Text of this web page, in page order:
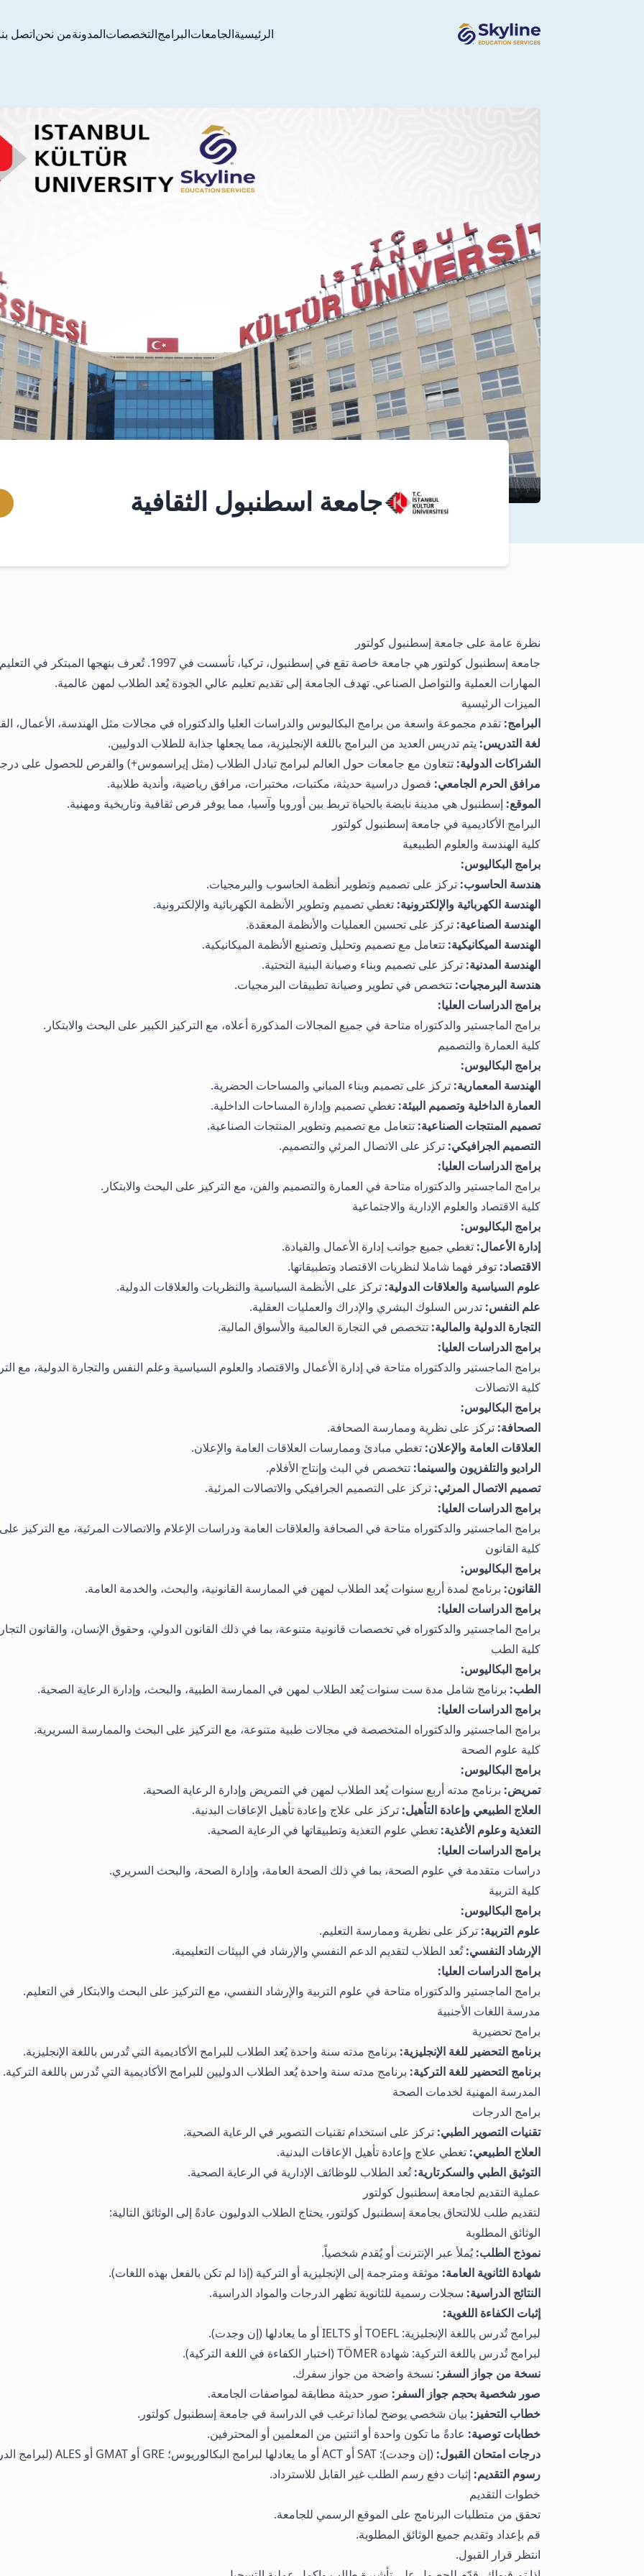
الرئيسيةالجامعاتالبرامجالتخصصاتالمدونةمن نحناتصل
جامعة اسطنبول الثقافية
نظرة عامة على جامعة إسطنبول كولتور
جامعة إسطنبول كولتور هي جامعة خاصة تقع في إسطنبول، تركيا،
المهارات العملية والتواصل الصناعي. تهدف الجامعة إلى تقديم تعليم عالي الجودة يُعد الطلاب لمهن عالمية.
الميزات الرئيسية
البرامج: تقدم مجموعة واسعة من برامج البكاليوس والدراسات العليا والدكتوراه في مجالات مثل الهندسة، الأعمال،
لغة التدريس: يتم تدريس العديد من البرامج باللغة الإنجليزية، مما يجعلها جذابة للطلاب الدوليين.
الشراكات الدولية: تتعاون مع جامعات حول العالم لبرامج تبادل الطلاب (مثل إيراسموس+) والفرص للحصول على
مرافق الحرم الجامعي: فصول دراسية حديثة، مكتبات، مختبرات، مرافق رياضية، وأندية طلابية.
الموقع: إسطنبول هي مدينة نابضة بالحياة تربط بين أوروبا وآسيا، مما يوفر فرص ثقافية وتاريخية ومهنية.
البرامج الأكاديمية في جامعة إسطنبول كولتور
كلية الهندسة والعلوم الطبيعية
برامج البكاليوس:
هندسة الحاسوب: تركز على تصميم وتطوير أنظمة الحاسوب والبرمجيات.
الهندسة الكهربائية والإلكترونية: تغطي تصميم وتطوير الأنظمة الكهربائية والإلكترونية.
الهندسة الصناعية: تركز على تحسين العمليات والأنظمة المعقدة.
الهندسة الميكانيكية: تتعامل مع تصميم وتحليل وتصنيع الأنظمة الميكانيكية.
الهندسة المدنية: تركز على تصميم وبناء وصيانة البنية التحتية.
هندسة البرمجيات: تتخصص في تطوير وصيانة تطبيقات البرمجيات.
برامج الدراسات العليا:
برامج الماجستير والدكتوراه متاحة في جميع المجالات المذكورة أعلاه، مع التركيز الكبير على البحث والابتكار.
كلية العمارة والتصميم
برامج البكاليوس:
الهندسة المعمارية: تركز على تصميم وبناء المباني والمساحات الحضرية.
العمارة الداخلية وتصميم البيئة: تغطي تصميم وإدارة المساحات الداخلية.
تصميم المنتجات الصناعية: تتعامل مع تصميم وتطوير المنتجات الصناعية.
التصميم الجرافيكي: تركز على الاتصال المرئي والتصميم.
برامج الدراسات العليا:
برامج الماجستير والدكتوراه متاحة في العمارة والتصميم والفن، مع التركيز على البحث والابتكار.
كلية الاقتصاد والعلوم الإدارية والاجتماعية
برامج البكاليوس:
إدارة الأعمال: تغطي جميع جوانب إدارة الأعمال والقيادة.
الاقتصاد: توفر فهما شاملا لنظريات الاقتصاد وتطبيقاتها.
علوم السياسية والعلاقات الدولية: تركز على الأنظمة السياسية والنظريات والعلاقات الدولية.
علم النفس: تدرس السلوك البشري والإدراك والعمليات العقلية.
التجارة الدولية والمالية: تتخصص في التجارة العالمية والأسواق المالية.
برامج الدراسات العليا:
برامج الماجستير والدكتوراه متاحة في إدارة الأعمال والاقتصاد والعلوم السياسية وعلم النفس والتجارة الدولية،
كلية الاتصالات
برامج البكاليوس:
الصحافة: تركز على نظرية وممارسة الصحافة.
العلاقات العامة والإعلان: تغطي مبادئ وممارسات العلاقات العامة والإعلان.
الراديو والتلفزيون والسينما: تتخصص في البث وإنتاج الأفلام.
تصميم الاتصال المرئي: تركز على التصميم الجرافيكي والاتصالات المرئية.
برامج الدراسات العليا:
برامج الماجستير والدكتوراه متاحة في الصحافة والعلاقات العامة ودراسات الإعلام والاتصالات المرئية، مع التركيز
كلية القانون
برامج البكاليوس:
القانون: برنامج لمدة أربع سنوات يُعد الطلاب لمهن في الممارسة القانونية، والبحث، والخدمة العامة.
برامج الدراسات العليا:
برامج الماجستير والدكتوراه في تخصصات قانونية متنوعة، بما في ذلك القانون الدولي، وحقوق الإنسان، والقانون
كلية الطب
برامج البكاليوس:
الطب: برنامج شامل مدة ست سنوات يُعد الطلاب لمهن في الممارسة الطبية، والبحث، وإدارة الرعاية الصحية.
برامج الدراسات العليا:
برامج الماجستير والدكتوراه المتخصصة في مجالات طبية متنوعة، مع التركيز على البحث والممارسة السريرية.
كلية علوم الصحة
برامج البكاليوس:
تمريض: برنامج مدته أربع سنوات يُعد الطلاب لمهن في التمريض وإدارة الرعاية الصحية.
العلاج الطبيعي وإعادة التأهيل: تركز على علاج وإعادة تأهيل الإعاقات البدنية.
التغذية وعلوم الأغذية: تغطي علوم التغذية وتطبيقاتها في الرعاية الصحية.
برامج الدراسات العليا:
دراسات متقدمة في علوم الصحة، بما في ذلك الصحة العامة، وإدارة الصحة، والبحث السريري.
كلية التربية
برامج البكاليوس:
علوم التربية: تركز على نظرية وممارسة التعليم.
الإرشاد النفسي:تُعد الطلاب لتقديم الدعم النفسي والإرشاد في البيئات التعليمية.
برامج الدراسات العليا:
برامج الماجستير والدكتوراه متاحة في علوم التربية والإرشاد النفسي، مع التركيز على البحث والابتكار في التعليم.
مدرسة اللغات الأجنبية
برامج تحضيرية
برنامج التحضير للغة الإنجليزية: برنامج مدته سنة واحدة يُعد الطلاب للبرامج الأكاديمية التي تُدرس باللغة الإنجليزية.
برنامج التحضير للغة التركية: برنامج مدته سنة واحدة يُعد الطلاب الدوليين للبرامج الأكاديمية التي تُدرس باللغة التركية.
المدرسة المهنية لخدمات الصحة
برامج الدرجات
تقنيات التصوير الطبي: تركز على استخدام تقنيات التصوير في الرعاية الصحية.
العلاج الطبيعي: تغطي علاج وإعادة تأهيل الإعاقات البدنية.
التوثيق الطبي والسكرتارية:تُعد الطلاب للوظائف الإدارية في الرعاية الصحية.
عملية التقديم لجامعة إسطنبول كولتور
لتقديم طلب للالتحاق بجامعة إسطنبول كولتور، يحتاج الطلاب الدوليون عادةً إلى الوثائق التالية:
الوثائق المطلوبة
نموذج الطلب:يُملأ عبر الإنترنت أو يُقدم شخصياً.
شهادة الثانوية العامة: موثقة ومترجمة إلى الإنجليزية أو التركية (إذا لم تكن بالفعل بهذه اللغات).
النتائج الدراسية: سجلات رسمية للثانوية تظهر الدرجات والمواد الدراسية.
إثبات الكفاءة اللغوية:
لبرامج تُدرس باللغة الإنجليزية: TOEFL أو IELTS أو ما يعادلها (إن وجدت).
لبرامج تُدرس باللغة التركية: شهادة TÖMER (اختبار الكفاءة في اللغة التركية).
نسخة من جواز السفر: نسخة واضحة من جواز سفرك.
صور شخصية بحجم جواز السفر: صور حديثة مطابقة لمواصفات الجامعة.
خطاب التحفيز: بيان شخصي يوضح لماذا ترغب في الدراسة في جامعة إسطنبول كولتور.
خطابات توصية: عادةً ما تكون واحدة أو اثنتين من المعلمين أو المحترفين.
درجات امتحان القبول: (إن وجدت): SAT أو ACT أو ما يعادلها لبرامج البكالوريوس؛ GRE أو GMAT أو ALES (لبرامج الدراسات العليا).
رسوم التقديم: إثبات دفع رسم الطلب غير القابل للاسترداد.
خطوات التقديم
تحقق من متطلبات البرنامج على الموقع الرسمي للجامعة.
قم بإعداد وتقديم جميع الوثائق المطلوبة.
انتظر قرار القبول.